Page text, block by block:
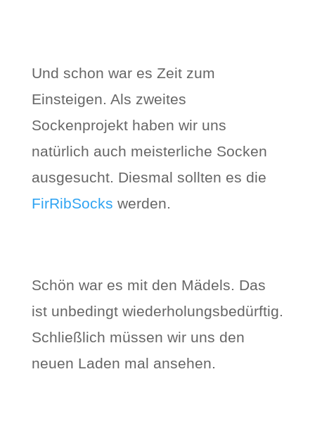
Und schon war es Zeit zum
Einsteigen. Als zweites
Sockenprojekt haben wir uns
natürlich auch meisterliche Socken
ausgesucht. Diesmal sollten es die
FirRibSocks werden.
Schön war es mit den Mädels. Das
ist unbedingt wiederholungsbedürftig.
Schließlich müssen wir uns den
neuen Laden mal ansehen.